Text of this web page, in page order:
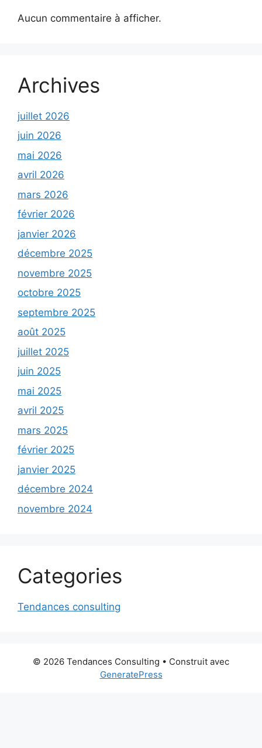
Aucun commentaire à afficher.
Archives
juillet 2026
juin 2026
mai 2026
avril 2026
mars 2026
février 2026
janvier 2026
décembre 2025
novembre 2025
octobre 2025
septembre 2025
août 2025
juillet 2025
juin 2025
mai 2025
avril 2025
mars 2025
février 2025
janvier 2025
décembre 2024
novembre 2024
Categories
Tendances consulting
© 2026 Tendances Consulting • Construit avec
GeneratePress